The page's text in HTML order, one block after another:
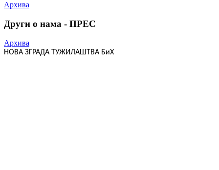
Архива
Други о нама - ПРЕС
Архива
НОВА ЗГРАДА ТУЖИЛАШТВА БиХ